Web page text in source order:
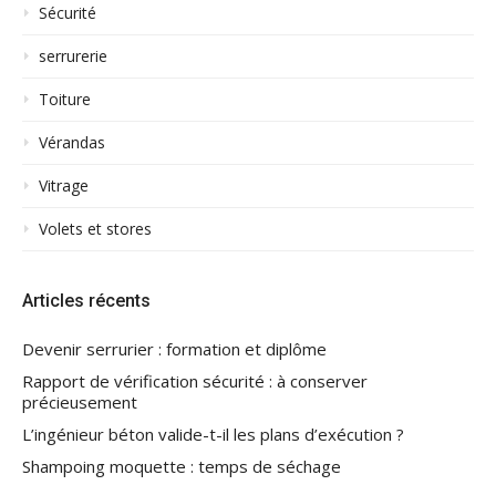
Sécurité
serrurerie
Toiture
Vérandas
Vitrage
Volets et stores
Articles récents
Devenir serrurier : formation et diplôme
Rapport de vérification sécurité : à conserver
précieusement
L’ingénieur béton valide-t-il les plans d’exécution ?
Shampoing moquette : temps de séchage